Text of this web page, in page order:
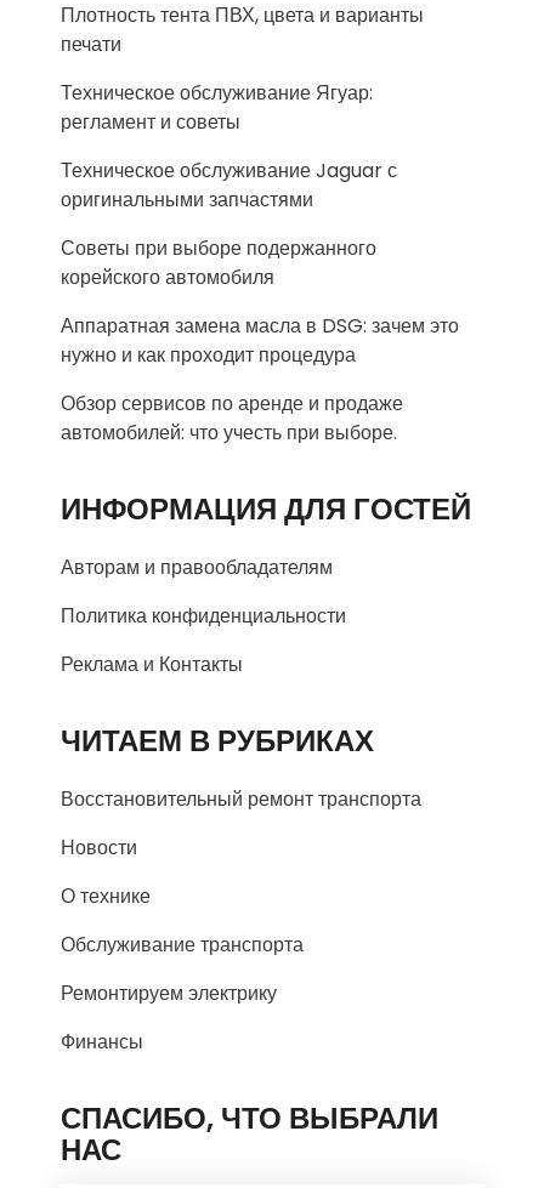
Плотность тента ПВХ, цвета и варианты
печати
Техническое обслуживание Ягуар:
регламент и советы
Техническое обслуживание Jaguar с
оригинальными запчастями
Советы при выборе подержанного
корейского автомобиля
Аппаратная замена масла в DSG: зачем это
нужно и как проходит процедура
Обзор сервисов по аренде и продаже
автомобилей: что учесть при выборе.
ИНФОРМАЦИЯ ДЛЯ ГОСТЕЙ
Авторам и правообладателям
Политика конфиденциальности
Реклама и Контакты
ЧИТАЕМ В РУБРИКАХ
Восстановительный ремонт транспорта
Новости
О технике
Обслуживание транспорта
Ремонтируем электрику
Финансы
СПАСИБО, ЧТО ВЫБРАЛИ
НАС